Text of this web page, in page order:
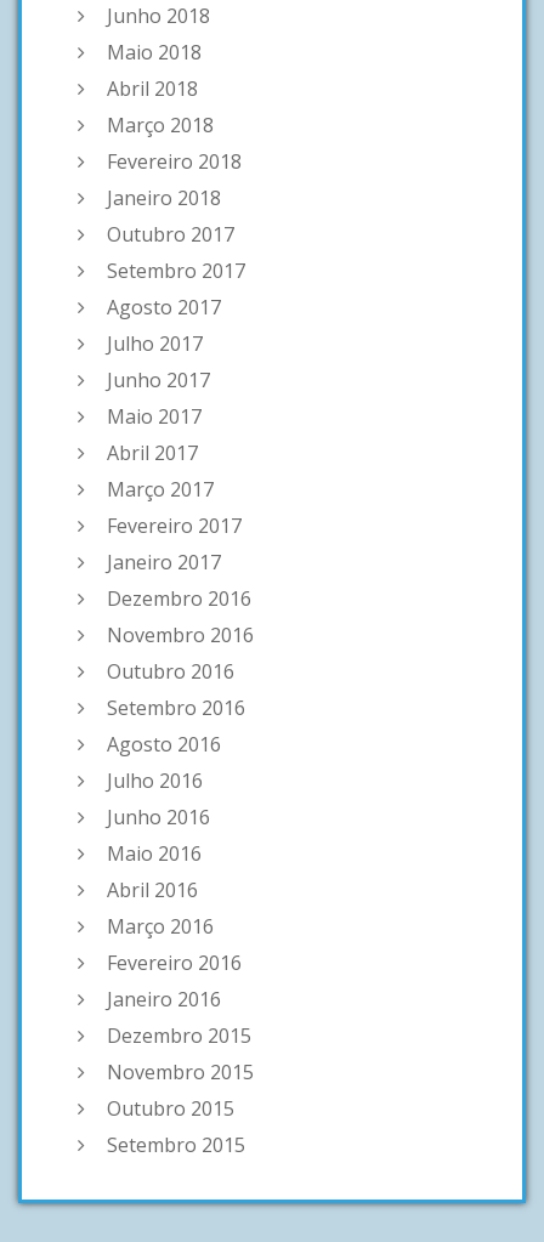
Junho 2018
Maio 2018
Abril 2018
Março 2018
Fevereiro 2018
Janeiro 2018
Outubro 2017
Setembro 2017
Agosto 2017
Julho 2017
Junho 2017
Maio 2017
Abril 2017
Março 2017
Fevereiro 2017
Janeiro 2017
Dezembro 2016
Novembro 2016
Outubro 2016
Setembro 2016
Agosto 2016
Julho 2016
Junho 2016
Maio 2016
Abril 2016
Março 2016
Fevereiro 2016
Janeiro 2016
Dezembro 2015
Novembro 2015
Outubro 2015
Setembro 2015